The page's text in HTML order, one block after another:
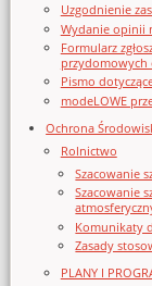
Uzgodnienie
Wydanie opinii
Formularz
przydomowych
Pismo
modeLOWE
Ochrona
Rolnictwo
Szacowanie
Szacowanie
Komunikaty
Zasady
PLANY I